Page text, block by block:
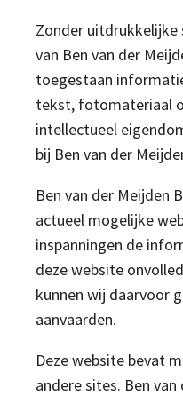
Zonder
van Ben van der
toegestaan
tekst, fotomateriaal
intellectueel
bij Ben van der
Ben van der Meijden
actueel mogelijke
inspanningen de
deze website
kunnen wij daarvoor
aanvaarden.
Deze website bevat
andere sites. Ben van